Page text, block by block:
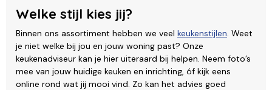
Welke stijl kies jij?
Binnen ons assortiment hebben we veel keukenstijlen. Weet
je niet welke bij jou en jouw woning past? Onze
keukenadviseur kan je hier uiteraard bij helpen. Neem foto’s
mee van jouw huidige keuken en inrichting, óf kijk eens
online rond wat jij mooi vind. Zo kan het advies goed